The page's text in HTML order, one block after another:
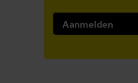
Aanmelden